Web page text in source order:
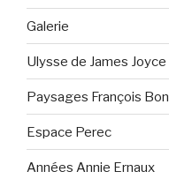
Galerie
Ulysse de James Joyce
Paysages François Bon
Espace Perec
Années Annie Ernaux